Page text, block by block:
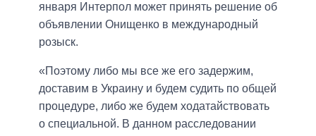
января Интерпол может принять решение об
объявлении Онищенко в международный
розыск.
«Поэтому либо мы все же его задержим,
доставим в Украину и будем судить по общей
процедуре, либо же будем ходатайствовать
о специальной. В данном расследовании